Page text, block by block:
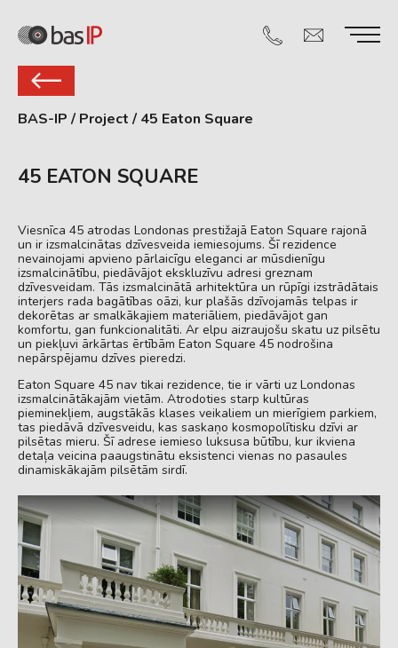
BAS-IP / Project / 45 Eaton Square
45 EATON SQUARE
Viesnīca 45 atrodas Londonas prestižajā Eaton Square rajonā
un ir izsmalcinātas dzīvesveida iemiesojums. Šī rezidence
nevainojami apvieno pārlaicīgu eleganci ar mūsdienīgu
izsmalcinātību, piedāvājot ekskluzīvu adresi greznam
dzīvesveidam. Tās izsmalcinātā arhitektūra un rūpīgi izstrādātais
interjers rada bagātības oāzi, kur plašās dzīvojamās telpas ir
dekorētas ar smalkākajiem materiāliem, piedāvājot gan
komfortu, gan funkcionalitāti. Ar elpu aizraujošu skatu uz pilsētu
un piekļuvi ārkārtas ērtībām Eaton Square 45 nodrošina
nepārspējamu dzīves pieredzi.
Eaton Square 45 nav tikai rezidence, tie ir vārti uz Londonas
izsmalcinātākajām vietām. Atrodoties starp kultūras
pieminekļiem, augstākās klases veikaliem un mierīgiem parkiem,
tas piedāvā dzīvesveidu, kas saskaņo kosmopolītisku dzīvi ar
pilsētas mieru. Šī adrese iemieso luksusa būtību, kur ikviena
detaļa veicina paaugstinātu eksistenci vienas no pasaules
dinamiskākajām pilsētām sirdī.